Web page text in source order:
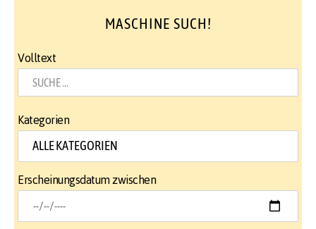
MASCHINE SUCH!
Volltext
Kategorien
Erscheinungsdatum zwischen